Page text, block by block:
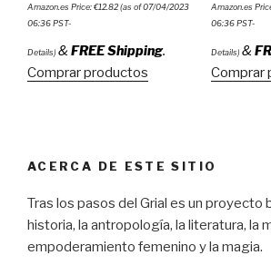
Amazon.es Price:€12.82(as of 07/04/2023
06:36 PST-
Details) & FREE Shipping.
Comprar productos
Amazon.es
06:36 PST-
Details) &
Comprar
ACERCA DE ESTE SITIO
Tras los pasos del Grial es un proyecto
historia, la antropología, la literatura, la
empoderamiento femenino y la magia.